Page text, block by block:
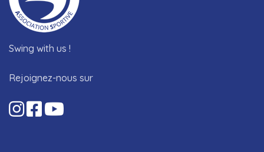
Swing with us !
Rejoignez-nous sur